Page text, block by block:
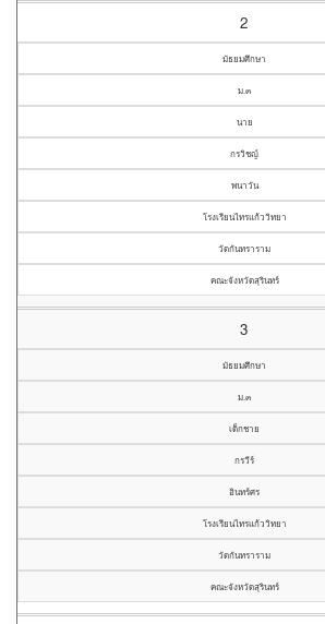
2
มัธยมศึกษา
ม.๓
นาย
กรวิชญ์
พนาวัน
โรงเรียนไทรแก้ววิทยา
วัดกันทราราม
คณะจังหวัดสุรินทร์
3
มัธยมศึกษา
ม.๓
เด็กชาย
กรวีร์
อินทร์ศร
โรงเรียนไทรแก้ววิทยา
วัดกันทราราม
คณะจังหวัดสุรินทร์